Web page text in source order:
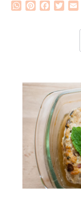
WhatsApp
Pinterest